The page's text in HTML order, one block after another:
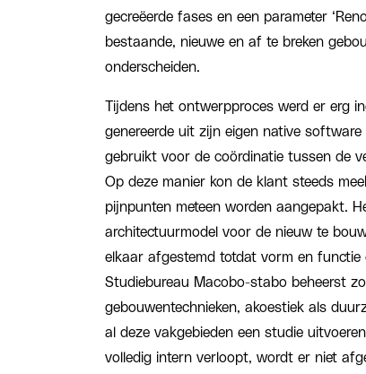
gecreëerde fases en een parameter
bestaande, nieuwe en af te breken
onderscheiden.
Tijdens het ontwerpproces werd er erg
genereerde uit zijn eigen native
gebruikt voor de coördinatie tussen de
Op deze manier kon de klant steeds
pijnpunten meteen worden aangepakt.
architectuurmodel voor de nieuw te
elkaar afgestemd totdat vorm en functie
Studiebureau Macobo-stabo beheerst
gebouwentechnieken, akoestiek als
al deze vakgebieden een studie
volledig intern verloopt, wordt er niet